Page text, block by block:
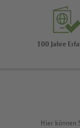
100 Jahre
Hier können